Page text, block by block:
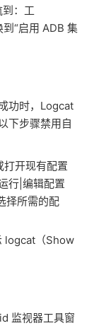
：工
“启用 ADB 集
功时，Logcat
下步骤禁用自
开现有配置
行|编辑配置
择所需的配
logcat（Show
监视器工具窗